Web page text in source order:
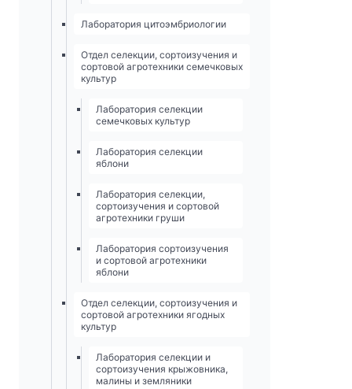
Лаборатория цитоэмбриологии
Отдел селекции, сортоизучения и
сортовой агротехники семечковых
культур
Лаборатория селекции
семечковых культур
Лаборатория селекции
яблони
Лаборатория селекции,
сортоизучения и сортовой
агротехники груши
Лаборатория сортоизучения
и сортовой агротехники
яблони
Отдел селекции, сортоизучения и
сортовой агротехники ягодных
культур
Лаборатория селекции и
сортоизучения крыжовника,
малины и земляники